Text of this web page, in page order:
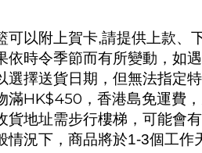
可以附上賀卡,請提供上款、
依時令季節而有所變動，如
選擇送貨日期，但無法指定
滿HK$450，香港島免運費
貨地址需步行樓梯，可能會
情況下，商品將於1-3個工作